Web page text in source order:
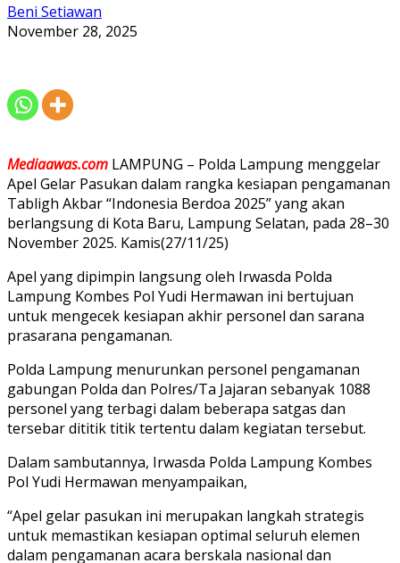
Beni Setiawan
November 28, 2025
Mediaawas.com LAMPUNG – Polda Lampung menggelar
Apel Gelar Pasukan dalam rangka kesiapan pengamanan
Tabligh Akbar “Indonesia Berdoa 2025” yang akan
berlangsung di Kota Baru, Lampung Selatan, pada 28–30
November 2025. Kamis(27/11/25)
Apel yang dipimpin langsung oleh Irwasda Polda
Lampung Kombes Pol Yudi Hermawan ini bertujuan
untuk mengecek kesiapan akhir personel dan sarana
prasarana pengamanan.
Polda Lampung menurunkan personel pengamanan
gabungan Polda dan Polres/Ta Jajaran sebanyak 1088
personel yang terbagi dalam beberapa satgas dan
tersebar dititik titik tertentu dalam kegiatan tersebut.
Dalam sambutannya, Irwasda Polda Lampung Kombes
Pol Yudi Hermawan menyampaikan,
“Apel gelar pasukan ini merupakan langkah strategis
untuk memastikan kesiapan optimal seluruh elemen
dalam pengamanan acara berskala nasional dan